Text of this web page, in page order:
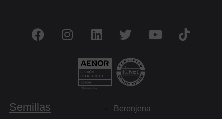
Semillas Berenjena